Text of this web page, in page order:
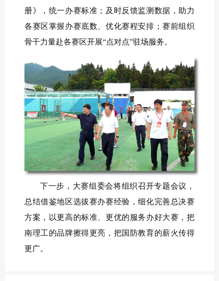
册》，统一办赛标准；及时反馈监测数据，助力
各赛区掌握办赛底数、优化赛程安排；赛前组织
骨干力量赴各赛区开展“点对点”驻场服务。
下一步，大赛组委会将组织召开专题会议，
总结借鉴地区选拔赛办赛经验，细化完善总决赛
方案，以更高的标准、更优的服务办好大赛，把
南理工的品牌擦得更亮，把国防教育的薪火传得
更广。